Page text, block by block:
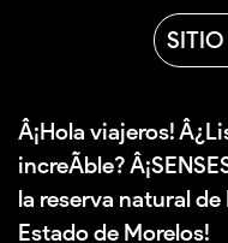
Â¡Hola viajeros!
increÃ­ble?
la reserva natural de
Estado de Morelos!